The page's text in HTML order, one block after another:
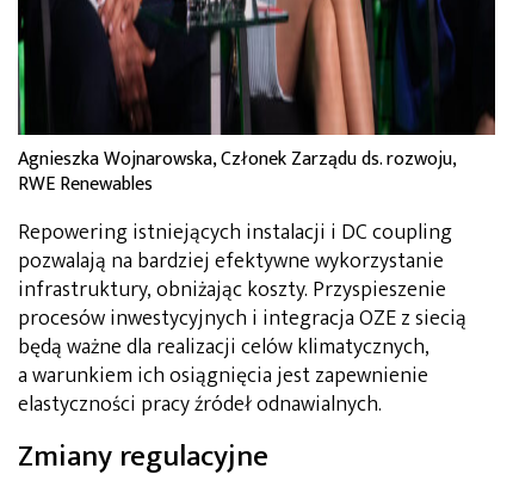
Agnieszka Wojnarowska, Członek Zarządu ds. rozwoju,
RWE Renewables
Repowering istniejących instalacji i DC coupling
pozwalają na bardziej efektywne wykorzystanie
infrastruktury, obniżając koszty. Przyspieszenie
procesów inwestycyjnych i integracja OZE z siecią
będą ważne dla realizacji celów klimatycznych,
a warunkiem ich osiągnięcia jest zapewnienie
elastyczności pracy źródeł odnawialnych.
Zmiany regulacyjne